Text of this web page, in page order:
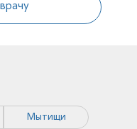
Мытищи